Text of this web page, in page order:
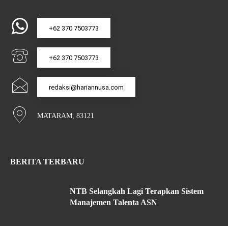
+62 370 7503773
+62 370 7503773
redaksi@hariannusa.com
MATARAM, 83121
BERITA TERBARU
NTB Selangkah Lagi Terapkan Sistem
Manajemen Talenta ASN